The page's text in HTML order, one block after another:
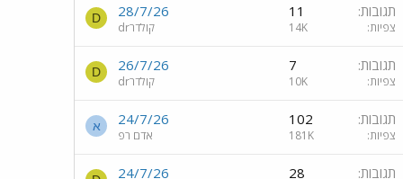
תגובות 11
צפיות 14K
28/7/26
drקולדר
D
תגובות 7
צפיות 10K
26/7/26
drקולדר
D
תגובות 102
צפיות 181K
24/7/26
אדם רפ
א
תגובות 28
24/7/26